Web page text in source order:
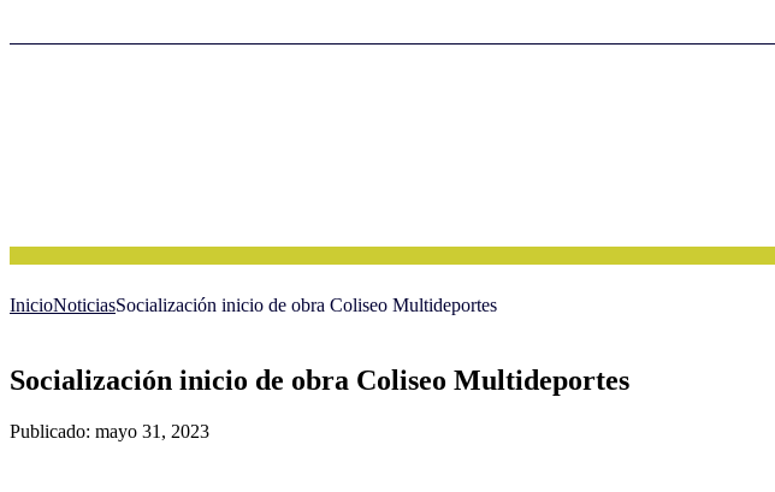
InicioNoticiasSocialización inicio de obra Coliseo Multideportes
Socialización inicio de obra Coliseo Multideportes
Publicado: mayo 31, 2023